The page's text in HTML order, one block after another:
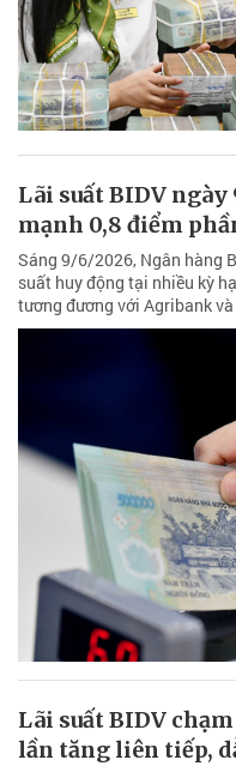
Lãi suất BIDV ngày
mạnh 0,8 điểm
Sáng 9/6/2026, Ngân hàng
suất huy động tại nhiều kỳ
tương đương với Agribank
Lãi suất BIDV
lần tăng liên tiếp,